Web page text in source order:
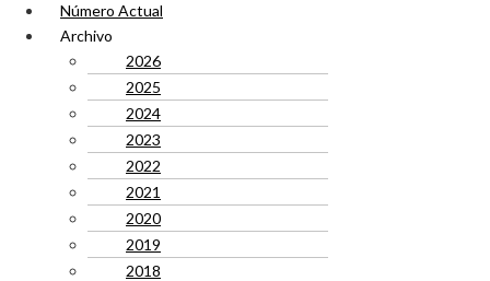
Número Actual
Archivo
2026
2025
2024
2023
2022
2021
2020
2019
2018